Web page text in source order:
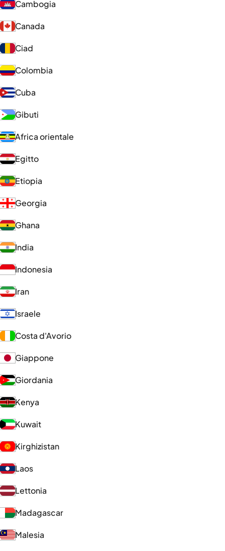
Cambogia
Canada
Ciad
Colombia
Cuba
Gibuti
Africa orientale
Egitto
Etiopia
Georgia
Ghana
India
Indonesia
Iran
Israele
Costa d'Avorio
Giappone
Giordania
Kenya
Kuwait
Kirghizistan
Laos
Lettonia
Madagascar
Malesia